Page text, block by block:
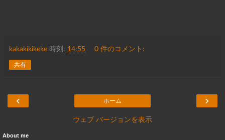
kakakikikeke 時刻: 14:55 0 件のコメント:
共有
‹ ›
ホーム
ウェブ バージョンを表示
About me